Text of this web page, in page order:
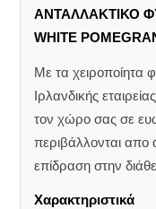
ΑΝΤΑΛΛΑΚΤΙΚΟ
WHITE
Με τα χειροποίητα
Ιρλανδικής
τον χώρο σας σε
περιβάλλονται απο
επίδραση στην
Χαρακτηριστικά